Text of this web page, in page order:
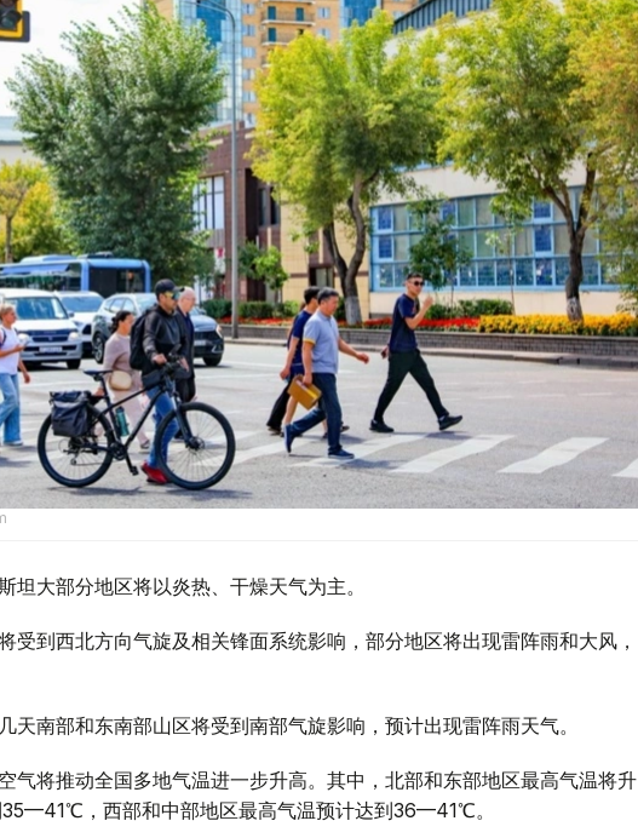
坦大部分地区将以炎热、干燥天气为主。
受到西北方向气旋及相关锋面系统影响，部分地区将出现雷阵雨和大风，
天南部和东南部山区将受到南部气旋影响，预计出现雷阵雨天气。
气将推动全国多地气温进一步升高。其中，北部和东部地区最高气温将升
，西部和中部地区最高气温预计达到36—41℃。